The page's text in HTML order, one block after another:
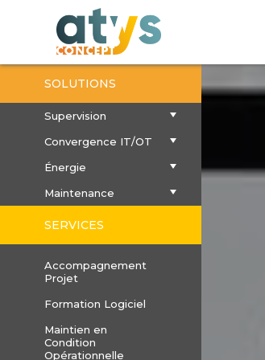
SOLUTIONS
Supervision
Convergence IT/OT
Énergie
Maintenance
SERVICES
Accompagnement
Projet
Formation Logiciel
Maintien en
Condition
Opérationnelle